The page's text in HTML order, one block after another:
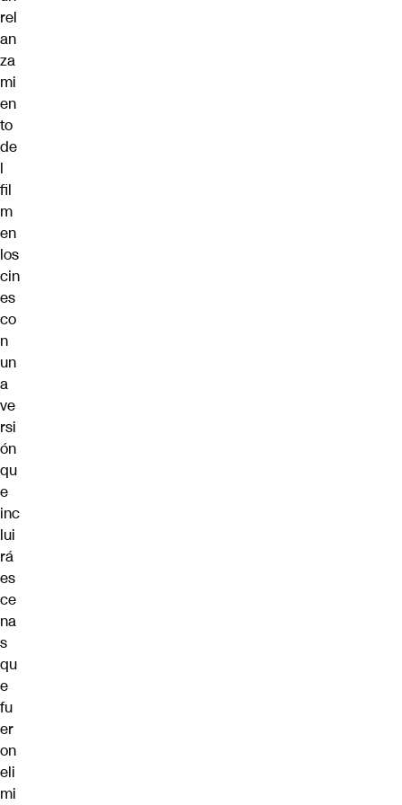
rel
an
za
mi
en
to
de
l
fil
m
en
los
cin
es
co
n
un
a
ve
rsi
ón
qu
e
inc
lui
rá
es
ce
na
s
qu
e
fu
er
on
eli
mi